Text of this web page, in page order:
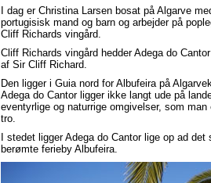
I dag er Christina Larsen bosat på Algarve
portugisisk mand og barn og arbejder på
Cliff Richards vingård.
Cliff Richards vingård hedder Adega do
af Sir Cliff Richard.
Den ligger i Guia nord for Albufeira på
Adega do Cantor ligger ikke langt ude på
eventyrlige og naturrige omgivelser, som man
tro.
I stedet ligger Adega do Cantor lige op ad
berømte ferieby Albufeira.